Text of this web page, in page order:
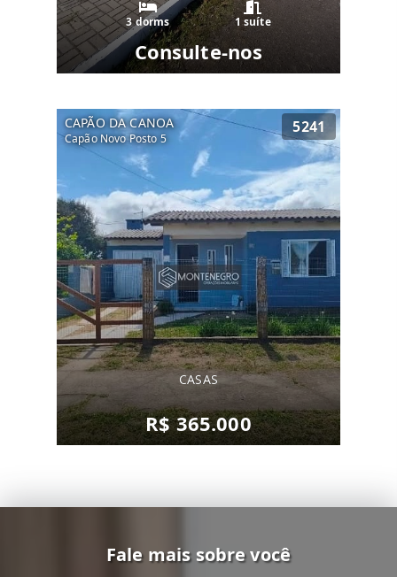
3 dorms 1 suíte
Consulte-nos
CAPÃO DA CANOA
Capão Novo Posto 5
5241
CASAS
R$ 365.000
Fale mais sobre você